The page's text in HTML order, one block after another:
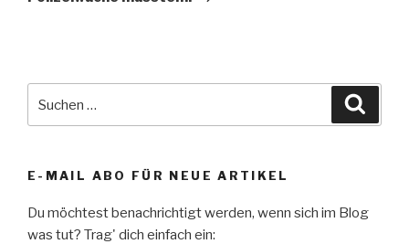
E-MAIL ABO FÜR NEUE ARTIKEL
Du möchtest benachrichtigt werden, wenn sich im Blog
was tut? Trag' dich einfach ein: